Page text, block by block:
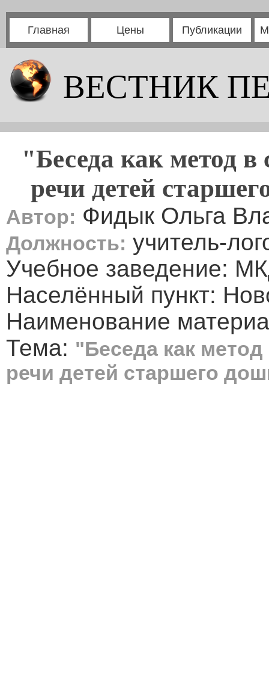
Главная Цены Публикации
ВЕСТНИК
"Беседа как метод в
речи детей
Автор: Фидык Ольга
Должность: учитель-
Учебное заведение:
Населённый пункт:
Наименование
Тема: "Беседа как
речи детей старшего